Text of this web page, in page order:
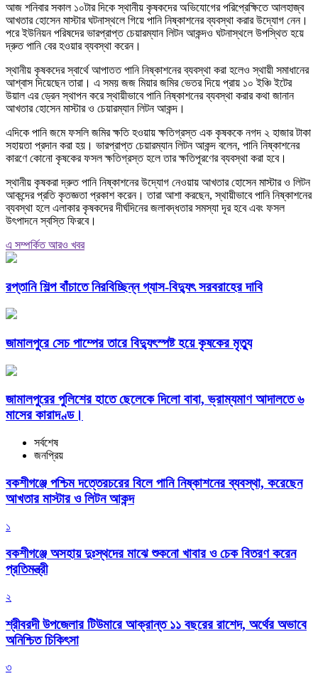
আজ শনিবার সকাল ১০টার দিকে স্থানীয় কৃষকদের অভিযোগের পরিপ্রেক্ষিতে আলহাজ্ব
আখতার হোসেন মাস্টার ঘটনাস্থলে গিয়ে পানি নিষ্কাশনের ব্যবস্থা করার উদ্যোগ নেন।
পরে ইউনিয়ন পরিষদের ভারপ্রাপ্ত চেয়ারম্যান লিটন আকন্দও ঘটনাস্থলে উপস্থিত হয়ে
দ্রুত পানি বের হওয়ার ব্যবস্থা করেন।
স্থানীয় কৃষকদের স্বার্থে আপাতত পানি নিষ্কাশনের ব্যবস্থা করা হলেও স্থায়ী সমাধানের
আশ্বাস দিয়েছেন তারা। এ সময় জজ মিয়ার জমির ভেতর দিয়ে প্রায় ১০ ইঞ্চি ইটের
উয়াল এর ড্রেন স্থাপন করে স্থায়ীভাবে পানি নিষ্কাশনের ব্যবস্থা করার কথা জানান
আখতার হোসেন মাস্টার ও চেয়ারম্যান লিটন আকন্দ।
এদিকে পানি জমে ফসলি জমির ক্ষতি হওয়ায় ক্ষতিগ্রস্ত এক কৃষককে নগদ ২ হাজার টাকা
সহায়তা প্রদান করা হয়। ভারপ্রাপ্ত চেয়ারম্যান লিটন আকন্দ বলেন, পানি নিষ্কাশনের
কারণে কোনো কৃষকের ফসল ক্ষতিগ্রস্ত হলে তার ক্ষতিপূরণের ব্যবস্থা করা হবে।
স্থানীয় কৃষকরা দ্রুত পানি নিষ্কাশনের উদ্যোগ নেওয়ায় আখতার হোসেন মাস্টার ও লিটন
আকন্দের প্রতি কৃতজ্ঞতা প্রকাশ করেন। তারা আশা করছেন, স্থায়ীভাবে পানি নিষ্কাশনের
ব্যবস্থা হলে এলাকার কৃষকদের দীর্ঘদিনের জলাবদ্ধতার সমস্যা দূর হবে এবং ফসল
উৎপাদনে স্বস্তি ফিরবে।
এ সম্পর্কিত আরও খবর
রপ্তানি শিল্প বাঁচাতে নিরবিচ্ছিন্ন গ্যাস-বিদ্যুৎ সরবরাহের দাবি
জামালপুরে সেচ পাম্পের তারে বিদ্যুৎস্পষ্ট হয়ে কৃষকের মৃত্যু
জামালপুরের পুলিশের হাতে ছেলেকে দিলো বাবা, ভ্রাম্যমাণ আদালতে ৬
মাসের কারাদণ্ড।
সর্বশেষ
জনপ্রিয়
বকশীগঞ্জে পশ্চিম দত্তেরচরের বিলে পানি নিষ্কাশনের ব্যবস্থা, করেছেন
আখতার মাস্টার ও লিটন আকন্দ
১
বকশীগঞ্জে অসহায় দুঃস্থদের মাঝে শুকনো খাবার ও চেক বিতরণ করেন
প্রতিমন্ত্রী
২
শ্রীবরদী উপজেলার টিউমারে আক্রান্ত ১১ বছরের রাশেদ, অর্থের অভাবে
অনিশ্চিত চিকিৎসা
৩